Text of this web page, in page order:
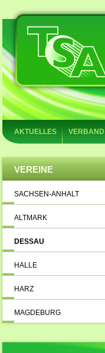
AKTUELLES VERBAND
VEREINE
SACHSEN-ANHALT
ALTMARK
DESSAU
HALLE
HARZ
MAGDEBURG